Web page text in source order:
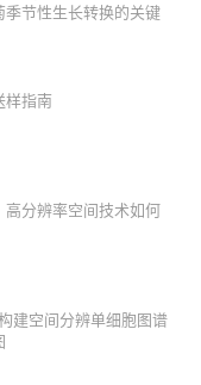
节性生长转换的关键
样指南
高分辨率空间技术如何
建空间分辨单细胞图谱